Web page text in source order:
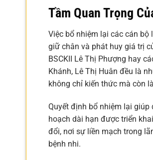
Tầm Quan Trọng
Việc bổ nhiệm lại các cán
giữ chân và phát huy giá trị
BSCKII Lê Thị Phượng hay
Khánh, Lê Thị Huân đều là
không chỉ kiến thức mà còn
Quyết định bổ nhiệm lại giúp
hoạch dài hạn được triển
đổi, nơi sự liền mạch trong
bệnh nhi.